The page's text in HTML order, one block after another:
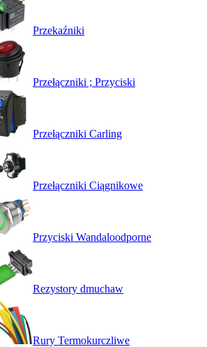
Przekaźniki
Przełączniki ; Przyciski
Przełączniki Carling
Przełączniki Ciągnikowe
Przyciski Wandaloodporne
Rezystory dmuchaw
Rury Termokurczliwe